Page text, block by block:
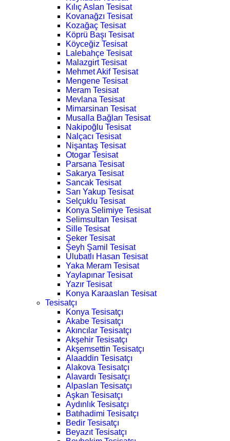
Kılıç Aslan Tesisat
Kovanağzı Tesisat
Kozağaç Tesisat
Köprü Başı Tesisat
Köyceğiz Tesisat
Lalebahçe Tesisat
Malazgirt Tesisat
Mehmet Akif Tesisat
Mengene Tesisat
Meram Tesisat
Mevlana Tesisat
Mimarsinan Tesisat
Musalla Bağları Tesisat
Nakipoğlu Tesisat
Nalçacı Tesisat
Nişantaş Tesisat
Otogar Tesisat
Parsana Tesisat
Sakarya Tesisat
Sancak Tesisat
Sarı Yakup Tesisat
Selçuklu Tesisat
Konya Selimiye Tesisat
Selimsultan Tesisat
Sille Tesisat
Şeker Tesisat
Şeyh Şamil Tesisat
Ulubatlı Hasan Tesisat
Yaka Meram Tesisat
Yaylapınar Tesisat
Yazır Tesisat
Konya Karaaslan Tesisat
Tesisatçı
Konya Tesisatçı
Akabe Tesisatçı
Akıncılar Tesisatçı
Akşehir Tesisatçı
Akşemsettin Tesisatçı
Alaaddin Tesisatçı
Alakova Tesisatçı
Alavardı Tesisatçı
Alpaslan Tesisatçı
Aşkan Tesisatçı
Aydınlık Tesisatçı
Batıhadimi Tesisatçı
Bedir Tesisatçı
Beyazıt Tesisatçı